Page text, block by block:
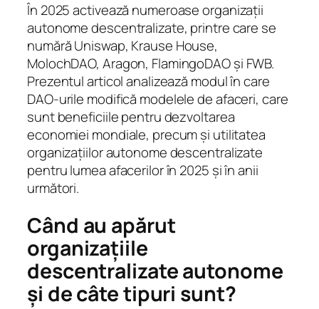
În 2025 activează numeroase organizații
autonome descentralizate, printre care se
numără Uniswap, Krause House,
MolochDAO, Aragon, FlamingoDAO și FWB.
Prezentul articol analizează modul în care
DAO-urile modifică modelele de afaceri, care
sunt beneficiile pentru dezvoltarea
economiei mondiale, precum și utilitatea
organizațiilor autonome descentralizate
pentru lumea afacerilor în 2025 și în anii
următori.
Când au apărut
organizațiile
descentralizate autonome
și de câte tipuri sunt?